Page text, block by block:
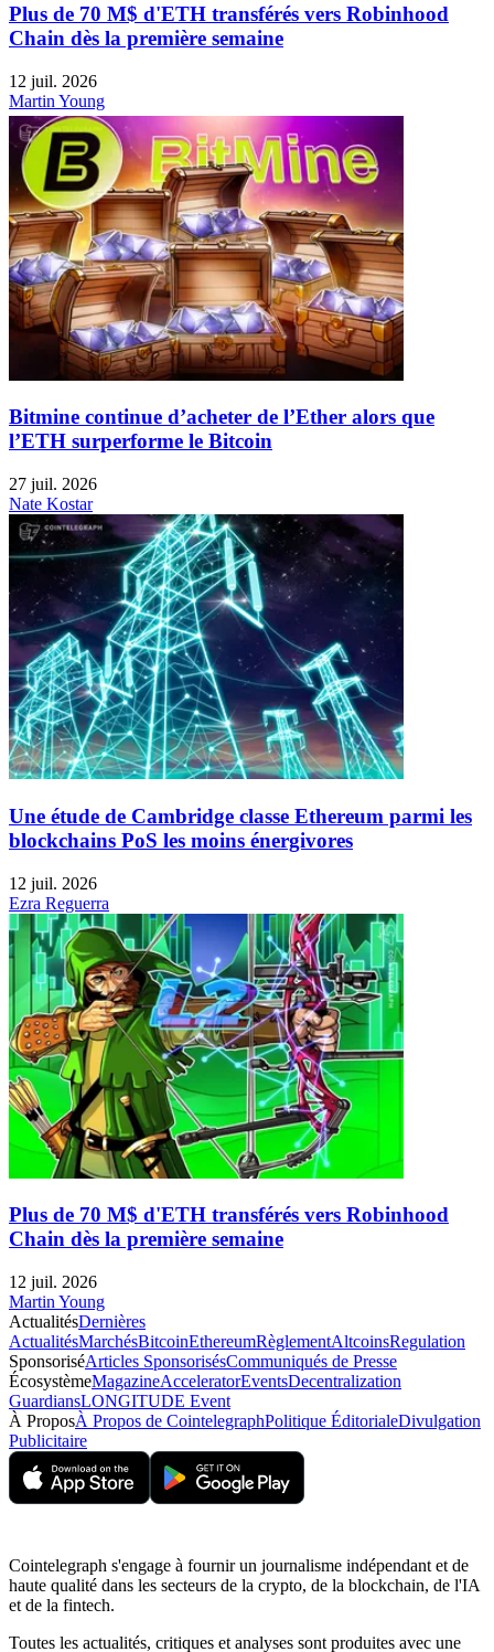
Plus de 70 M$ d'ETH transférés vers Robinhood
Chain dès la première semaine
12 juil. 2026
Martin Young
Bitmine continue d’acheter de l’Ether alors que
l’ETH surperforme le Bitcoin
27 juil. 2026
Nate Kostar
Une étude de Cambridge classe Ethereum parmi les
blockchains PoS les moins énergivores
12 juil. 2026
Ezra Reguerra
Plus de 70 M$ d'ETH transférés vers Robinhood
Chain dès la première semaine
12 juil. 2026
Martin Young
ActualitésDernières
ActualitésMarchésBitcoinEthereumRèglementAltcoinsRegulation
SponsoriséArticles SponsorisésCommuniqués de Presse
ÉcosystèmeMagazineAcceleratorEventsDecentralization
GuardiansLONGITUDE Event
À ProposÀ Propos de CointelegraphPolitique ÉditorialeDivulgation
Publicitaire
Cointelegraph s'engage à fournir un journalisme indépendant et de
haute qualité dans les secteurs de la crypto, de la blockchain, de l'IA
et de la fintech.
Toutes les actualités, critiques et analyses sont produites avec une